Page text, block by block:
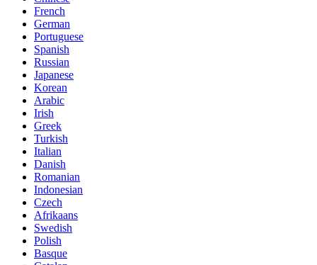
French
German
Portuguese
Spanish
Russian
Japanese
Korean
Arabic
Irish
Greek
Turkish
Italian
Danish
Romanian
Indonesian
Czech
Afrikaans
Swedish
Polish
Basque